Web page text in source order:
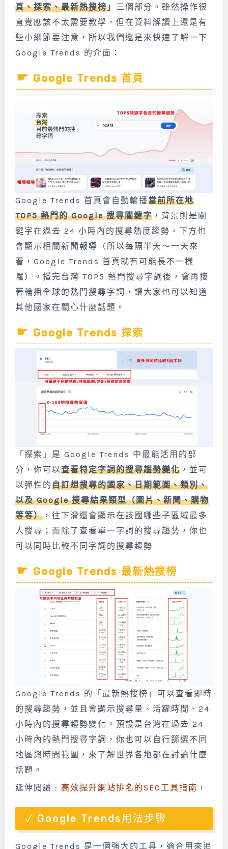
頁、探索、最新熱搜榜 」 三個部分。雖然操作很
直覺應該不太需要教學，但在資料解讀上還是有
些小細節要注意，所以我們還是來快速了解一下
Google Trends 的介面：
Google Trends 首頁
Google Trends 首頁會自動輪播當前所在地
TOP5 熱門的 Google 搜尋關鍵字 ，背景則是關
鍵字在過去 24 小時內的搜尋熱度趨勢，下方也
會顯示相關新聞報導（所以每隔半天～一天來
看，Google Trends 首頁就有可能長不一樣
囉）。播完台灣 TOP5 熱門搜尋字詞後，會再接
著輪播全球的熱門搜尋字詞，讓大家也可以知道
其他國家在關心什麼話題。
Google Trends 探索
「探索」是 Google Trends 中最能活用的部
分，你可以查看特定字詞的搜尋趨勢變化 ，並可
以彈性的自訂想搜尋的國家、日期範圍、類別、
以及 Google 搜尋結果類型（圖片、新聞、購物
等等） ，往下滑還會顯示在該國哪些子區域最多
人搜尋；而除了查看單一字詞的搜尋趨勢，你也
可以同時比較不同字詞的搜尋趨勢
Google Trends 最新熱搜榜
Google Trends 的「最新熱搜榜」可以查看即時
的搜尋趨勢，並且會顯示搜尋量、活躍時間、24
小時內的搜尋趨勢變化。預設是台灣在過去 24
小時內的熱門搜尋字詞，你也可以自行篩選不同
地區與時間範圍，來了解世界各地都在討論什麼
話題。
延伸閱讀 : 高效提升網站排名的SEO工具指南 !
Google Trends用法步驟
Google Trends 是一個強大的工具，適合用來追